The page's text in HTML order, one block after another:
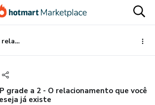
UP grade a 2 - O relacionamento que você deseja já existe
grade a 2 - O relacionamento que você
já existe